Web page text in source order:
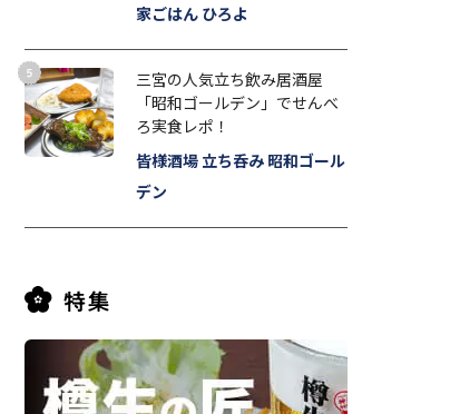
家ごはん ひろよ
三宮の人気立ち飲み居酒屋
「昭和ゴールデン」でせんべ
ろ実食レポ！
皆様酒場 立ち呑み 昭和ゴール
デン